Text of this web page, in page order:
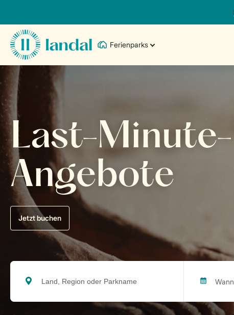
Ferienparks
Last-Minute-
Angebote
Jetzt buchen